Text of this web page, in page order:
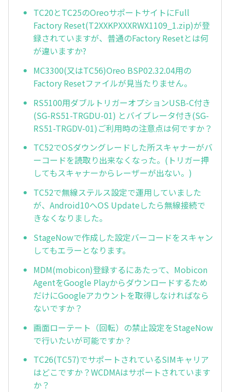
TC20とTC25のOreoサポートサイトにFull
Factory Reset(T2XXKPXXXRWX1109_1.zip)が登
録されていますが、普通のFactory Resetとは何
が違いますか?
MC3300(又はTC56)Oreo BSP02.32.04用の
Factory Resetファイルが見当たりません。
RS5100用ダブルトリガーオプションUSB-C付き
(SG-RS51-TRGDU-01) とバイブレータ付き(SG-
RS51-TRGDV-01)ご利用時の注意点は何ですか？
TC52でOSダウングレードした所スキャナーがバ
ーコードを読取り出来なくなった。(トリガー押
してもスキャナーからレーザーが出ない。)
TC52で無線ステルス設定で運用していました
が、Android10へOS Updateしたら無線接続で
きなくなりました。
StageNowで作成した設定バーコードをスキャン
してもエラーとなります。
MDM(mobicon)登録するにあたって、Mobicon
AgentをGoogle Playからダウンロードするため
だけにGoogleアカウントを取得しなければなら
ないですか？
画面ローテート（回転）の禁止設定をStageNow
で行いたいが可能ですか？
TC26(TC57)でサポートされているSIMキャリア
はどこですか？WCDMAはサポートされています
か？